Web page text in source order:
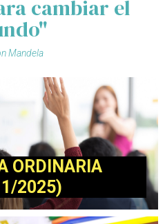
cambiar el
Mandela
ORDINARIA
2025)